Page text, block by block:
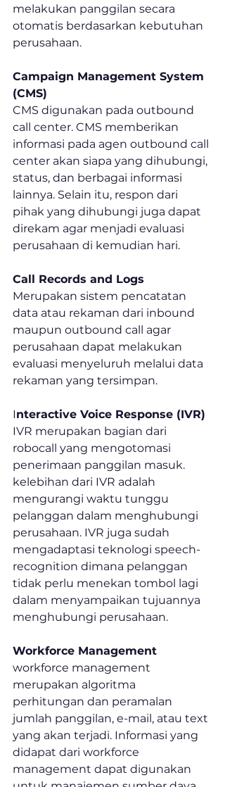
melakukan panggilan secara
otomatis berdasarkan kebutuhan
perusahaan.
Campaign Management System
(CMS)
CMS digunakan pada outbound
call center. CMS memberikan
informasi pada agen outbound call
center akan siapa yang dihubungi,
status, dan berbagai informasi
lainnya. Selain itu, respon dari
pihak yang dihubungi juga dapat
direkam agar menjadi evaluasi
perusahaan di kemudian hari.
Call Records and Logs
Merupakan sistem pencatatan
data atau rekaman dari inbound
maupun outbound call agar
perusahaan dapat melakukan
evaluasi menyeluruh melalui data
rekaman yang tersimpan.
Interactive Voice Response (IVR)
IVR merupakan bagian dari
robocall yang mengotomasi
penerimaan panggilan masuk.
kelebihan dari IVR adalah
mengurangi waktu tunggu
pelanggan dalam menghubungi
perusahaan. IVR juga sudah
mengadaptasi teknologi speech-
recognition dimana pelanggan
tidak perlu menekan tombol lagi
dalam menyampaikan tujuannya
menghubungi perusahaan.
Workforce Management
workforce management
merupakan algoritma
perhitungan dan peramalan
jumlah panggilan, e-mail, atau text
yang akan terjadi. Informasi yang
didapat dari workforce
management dapat digunakan